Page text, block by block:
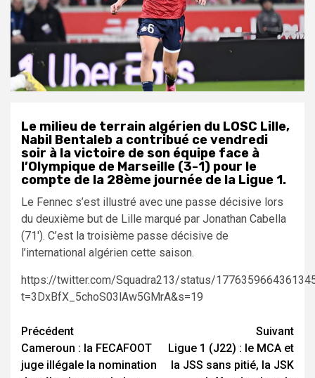
Le milieu de terrain algérien du LOSC Lille,
Nabil Bentaleb a contribué ce vendredi
soir à la victoire de son équipe face à
l’Olympique de Marseille (3-1) pour le
compte de la 28ème journée de la Ligue 1.
Le Fennec s’est illustré avec une passe décisive lors
du deuxième but de Lille marqué par Jonathan Cabella
(71′). C’est la troisième passe décisive de
l’international algérien cette saison.
https://twitter.com/Squadra213/status/
t=3DxBfX_5choS03lAw5GMrA&s=19
Navigation
d’article
Précédent
Cameroun : la FECAFOOT
juge illégale la nomination
Suivant
Ligue 1 (J22) : le MCA et
la JSS sans pitié, la JSK